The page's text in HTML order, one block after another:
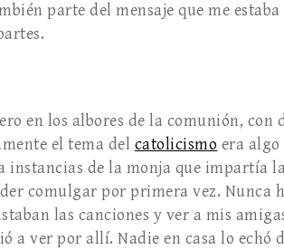
parte del mensaje que me estaba
en los albores de la comunión, con
el tema del catolicismo era
de la monja que impartía
comulgar por primera vez. Nunca
las canciones y ver a mis
ver por allí. Nadie en casa lo echó